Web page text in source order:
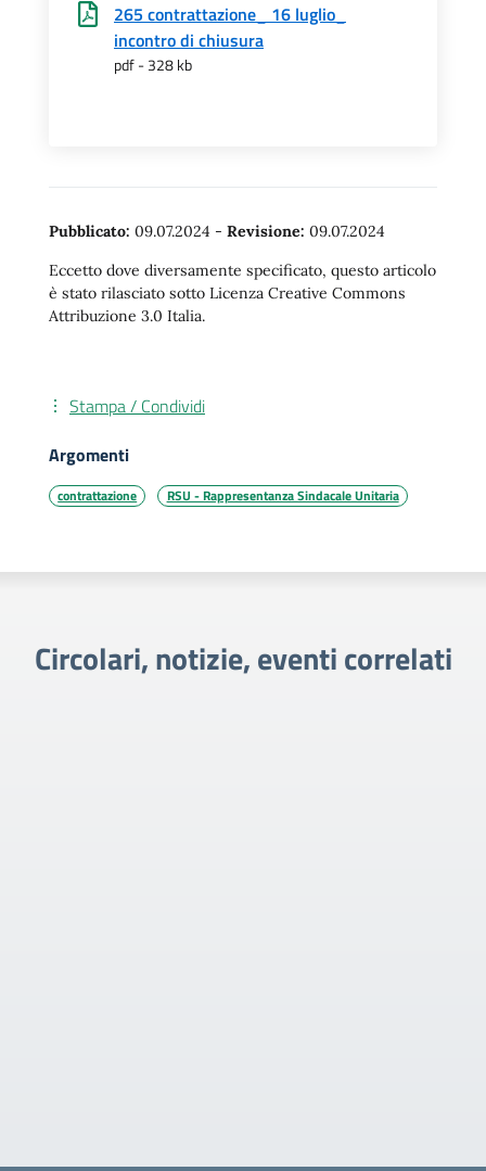
265 contrattazione_ 16 luglio_
incontro di chiusura
pdf - 328 kb
Pubblicato: 09.07.2024 - Revisione: 09.07.2024
Eccetto dove diversamente specificato, questo articolo
è stato rilasciato sotto Licenza Creative Commons
Attribuzione 3.0 Italia.
Stampa / Condividi
Argomenti
contrattazione RSU - Rappresentanza Sindacale Unitaria
Circolari, notizie, eventi correlati